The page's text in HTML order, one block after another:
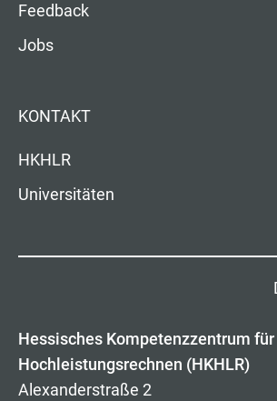
Feedback
Jobs
KONTAKT
HKHLR
Universitäten
Hessisches Kompetenzzentrum für
Hochleistungsrechnen (HKHLR)
Alexanderstraße 2